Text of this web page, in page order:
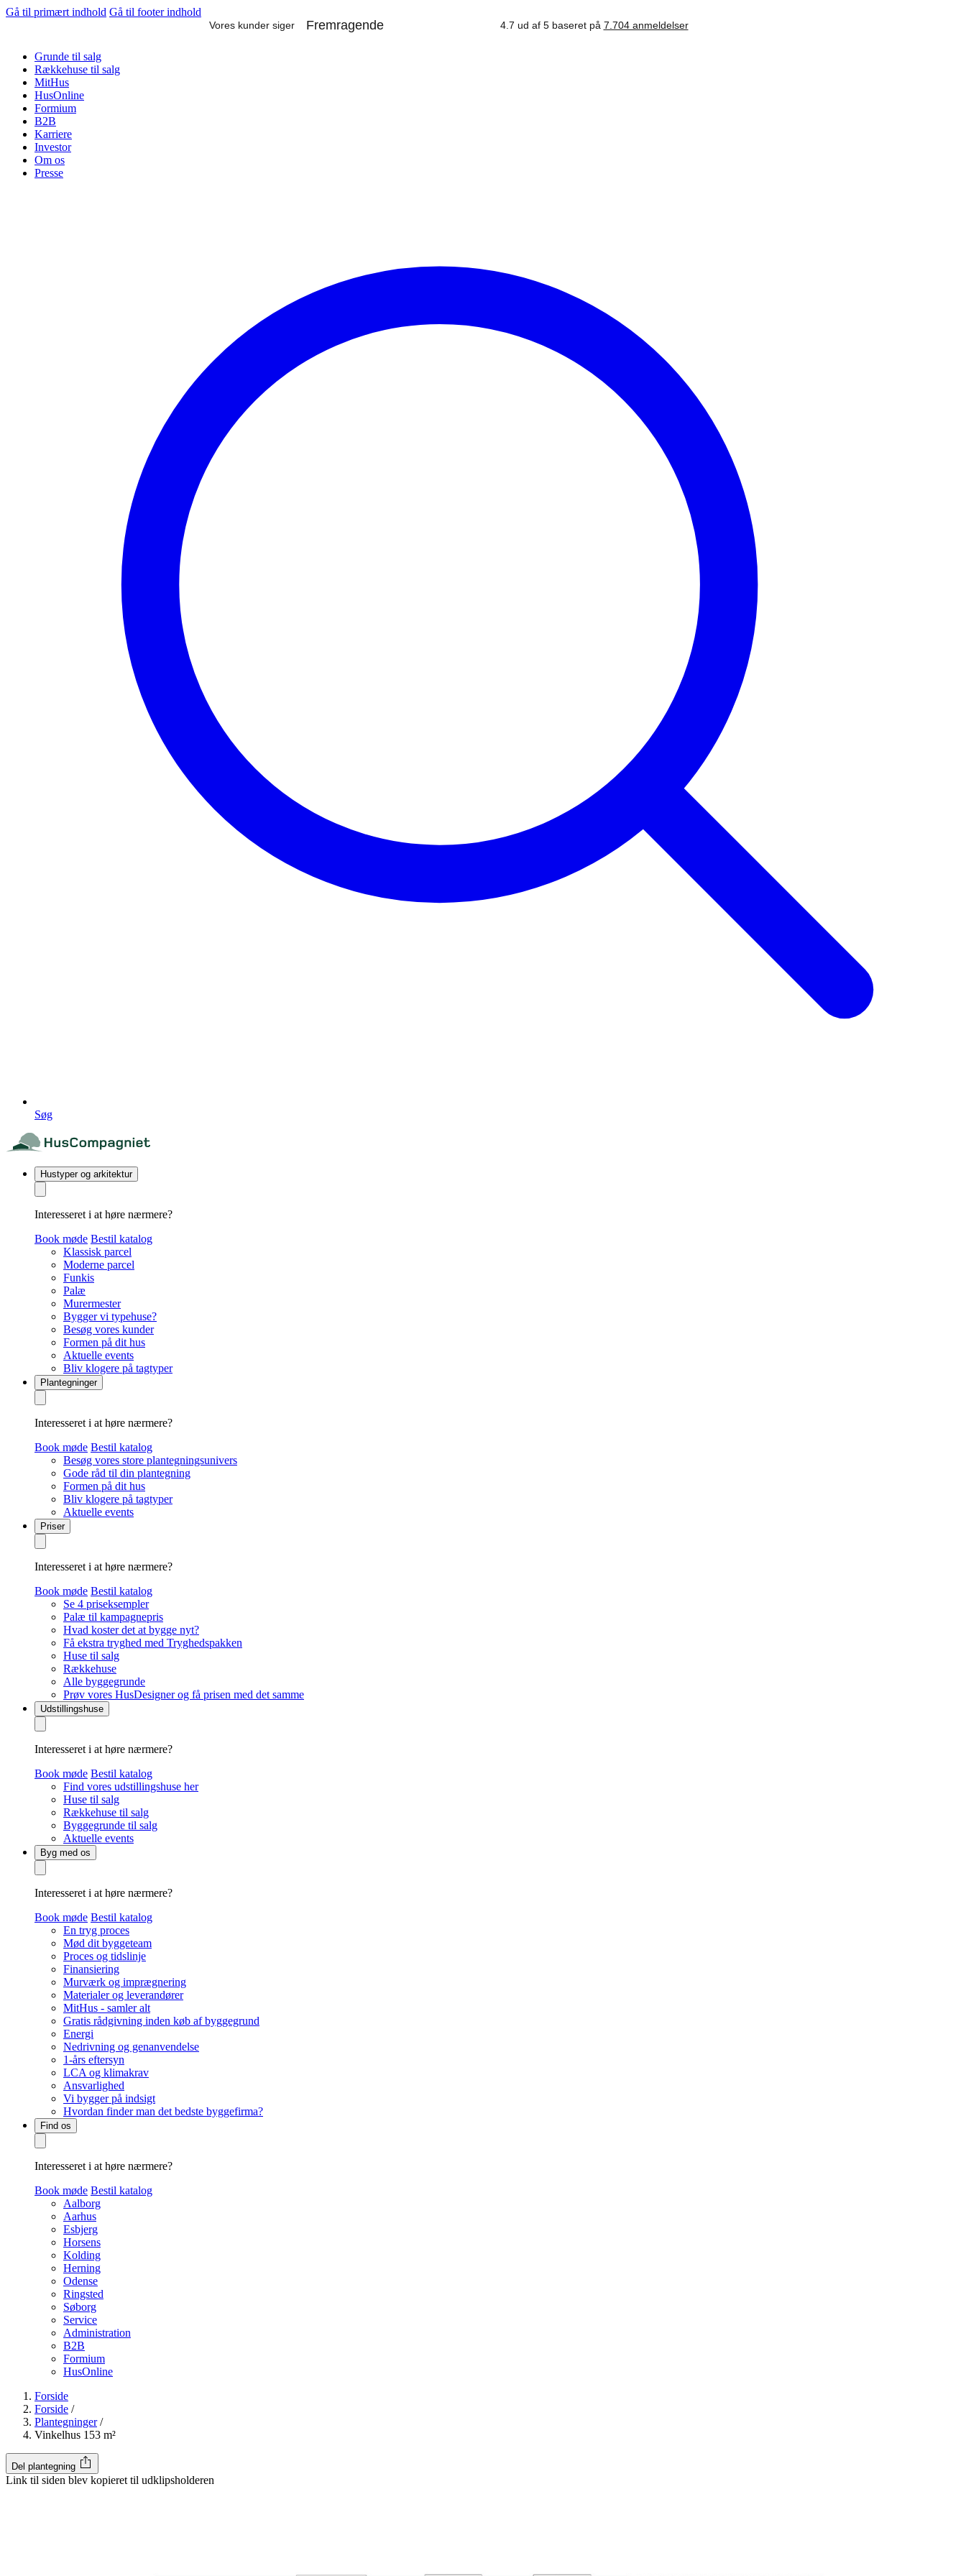
Gå til primært indhold Gå til footer indhold
Grunde til salg
Rækkehuse til salg
MitHus
HusOnline
Formium
B2B
Karriere
Investor
Om os
Presse
Søg
Hustyper og arkitektur
Interesseret i at høre nærmere?
Book møde Bestil katalog
Klassisk parcel
Moderne parcel
Funkis
Palæ
Murermester
Bygger vi typehuse?
Besøg vores kunder
Formen på dit hus
Aktuelle events
Bliv klogere på tagtyper
Plantegninger
Interesseret i at høre nærmere?
Book møde Bestil katalog
Besøg vores store plantegningsunivers
Gode råd til din plantegning
Formen på dit hus
Bliv klogere på tagtyper
Aktuelle events
Priser
Interesseret i at høre nærmere?
Book møde Bestil katalog
Se 4 priseksempler
Palæ til kampagnepris
Hvad koster det at bygge nyt?
Få ekstra tryghed med Tryghedspakken
Huse til salg
Rækkehuse
Alle byggegrunde
Prøv vores HusDesigner og få prisen med det samme
Udstillingshuse
Interesseret i at høre nærmere?
Book møde Bestil katalog
Find vores udstillingshuse her
Huse til salg
Rækkehuse til salg
Byggegrunde til salg
Aktuelle events
Byg med os
Interesseret i at høre nærmere?
Book møde Bestil katalog
En tryg proces
Mød dit byggeteam
Proces og tidslinje
Finansiering
Murværk og imprægnering
Materialer og leverandører
MitHus - samler alt
Gratis rådgivning inden køb af byggegrund
Energi
Nedrivning og genanvendelse
1-års eftersyn
LCA og klimakrav
Ansvarlighed
Vi bygger på indsigt
Hvordan finder man det bedste byggefirma?
Find os
Interesseret i at høre nærmere?
Book møde Bestil katalog
Aalborg
Aarhus
Esbjerg
Horsens
Kolding
Herning
Odense
Ringsted
Søborg
Service
Administration
B2B
Formium
HusOnline
Forside
Forside /
Plantegninger /
Vinkelhus 153 m²
Del plantegning
Link til siden blev kopieret til udklipsholderen